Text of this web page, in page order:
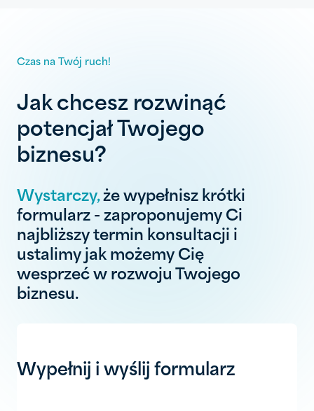
Czas na Twój ruch!
Jak chcesz rozwinąć
potencjał Twojego
biznesu?
Wystarczy,że wypełnisz krótki
formularz - zaproponujemy Ci
najbliższy termin konsultacji i
ustalimy jak możemy Cię
wesprzeć w rozwoju Twojego
biznesu.
Wypełnij i wyślij formularz